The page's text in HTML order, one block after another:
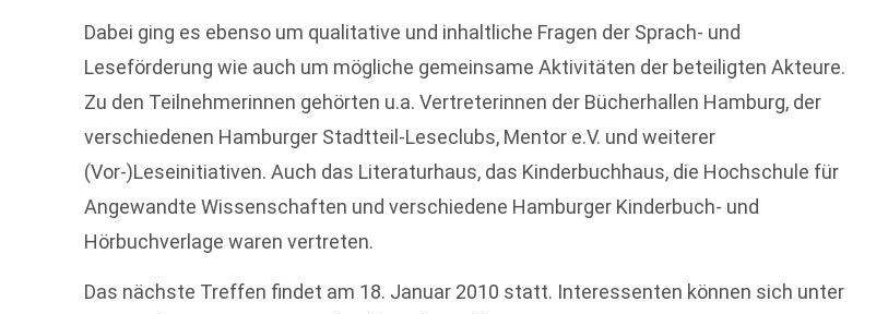
Dabei ging es ebenso um qualitative und inhaltliche Fragen der Sprach- und
Leseförderung wie auch um mögliche gemeinsame Aktivitäten der beteiligten Akteure.
Zu den Teilnehmerinnen gehörten u.a. Vertreterinnen der Bücherhallen Hamburg, der
verschiedenen Hamburger Stadtteil-Leseclubs, Mentor e.V. und weiterer
(Vor-)Leseinitiativen. Auch das Literaturhaus, das Kinderbuchhaus, die Hochschule für
Angewandte Wissenschaften und verschiedene Hamburger Kinderbuch- und
Hörbuchverlage waren vertreten.
Das nächste Treffen findet am 18. Januar 2010 statt. Interessenten können sich unter